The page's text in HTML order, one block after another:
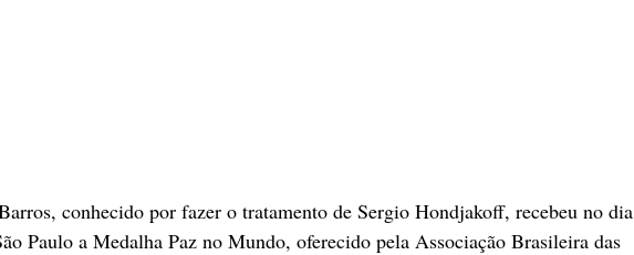
conhecido por fazer o tratamento de Sergio Hondjakoff, recebeu no dia
Paulo a Medalha Paz no Mundo, oferecido pela Associação Brasileira das